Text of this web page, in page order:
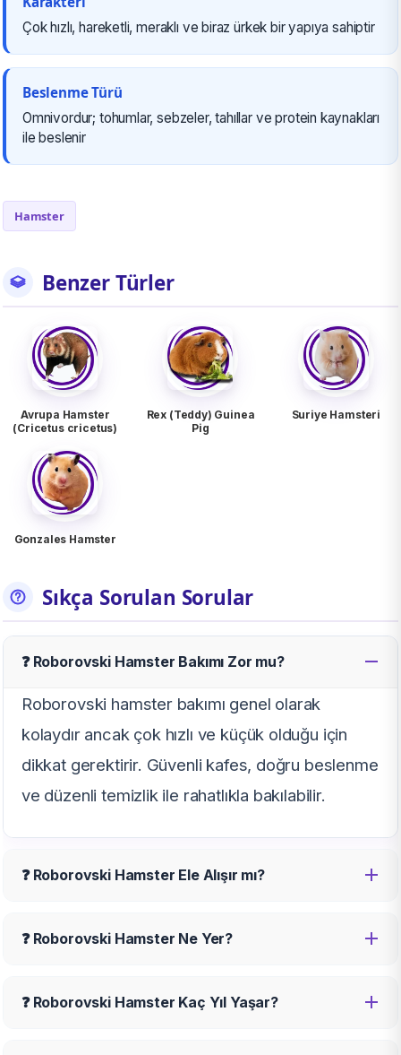
Çok hızlı, hareketli, meraklı ve biraz ürkek bir yapıya sahiptir
Beslenme Türü
Omnivordur; tohumlar, sebzeler, tahıllar ve protein kaynakları
ile beslenir
Hamster
Benzer Türler
Avrupa Hamster
(Cricetus cricetus)
Rex (Teddy) Guinea
Pig
Suriye Hamsteri
Gonzales Hamster
Sıkça Sorulan Sorular
❓ Roborovski Hamster Bakımı Zor mu?
Roborovski hamster bakımı genel olarak
kolaydır ancak çok hızlı ve küçük olduğu için
dikkat gerektirir. Güvenli kafes, doğru beslenme
ve düzenli temizlik ile rahatlıkla bakılabilir.
❓ Roborovski Hamster Ele Alışır mı?
❓ Roborovski Hamster Ne Yer?
❓ Roborovski Hamster Kaç Yıl Yaşar?